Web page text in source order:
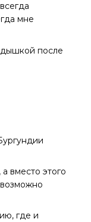
мне
после
вместо этого
где и